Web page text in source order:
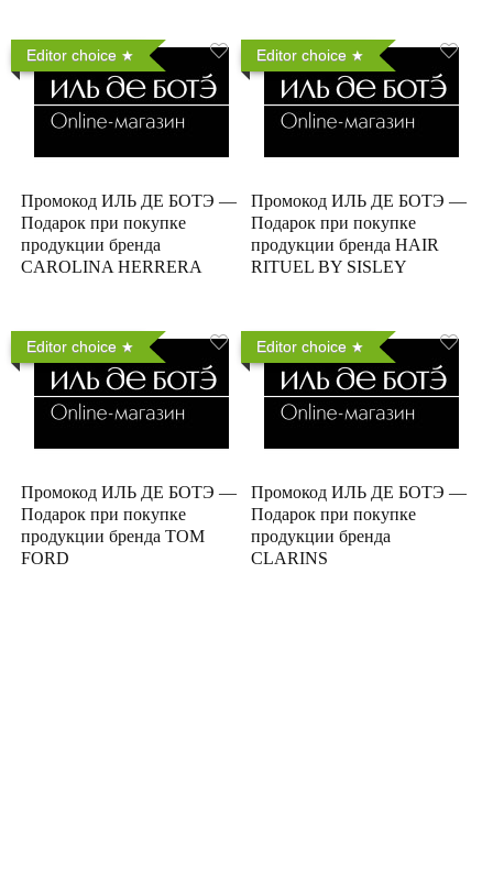
Editor choice
Промокод ИЛЬ ДЕ БОТЭ —
Подарок при покупке
продукции бренда
CAROLINA HERRERA
Editor choice
Промокод ИЛЬ ДЕ БОТЭ —
Подарок при покупке
продукции бренда HAIR
RITUEL BY SISLEY
Editor choice
Промокод ИЛЬ ДЕ БОТЭ —
Подарок при покупке
продукции бренда TOM
FORD
Editor choice
Промокод ИЛЬ ДЕ БОТЭ —
Подарок при покупке
продукции бренда
CLARINS